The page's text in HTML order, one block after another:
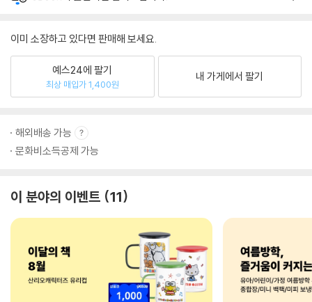
이미 소장하고 있다면 판매해 보세요.
예스24에 팔기
최상 매입가 1,400원
내 가게에서 팔기
해외배송 가능
문화비소득공제 가능
이 분야의 이벤트 11